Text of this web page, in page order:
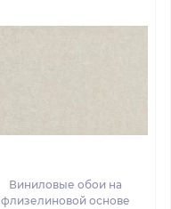
Виниловые обои на
флизелиновой основе